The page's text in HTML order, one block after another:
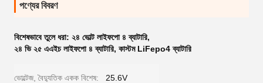
পণ্যের বিবরণ
বিশেষভাবে তুলে ধরা: ২৪ ভোল্ট লাইফপো ৪ ব্যাটারি,
২৪ ভি ২৫ এএইচ লাইফপো ৪ ব্যাটারি, কাস্টম LiFepo4 ব্যাটারি
ভোল্টেজ, বৈদ্যুতিক একক বিশেষ: 25.6V